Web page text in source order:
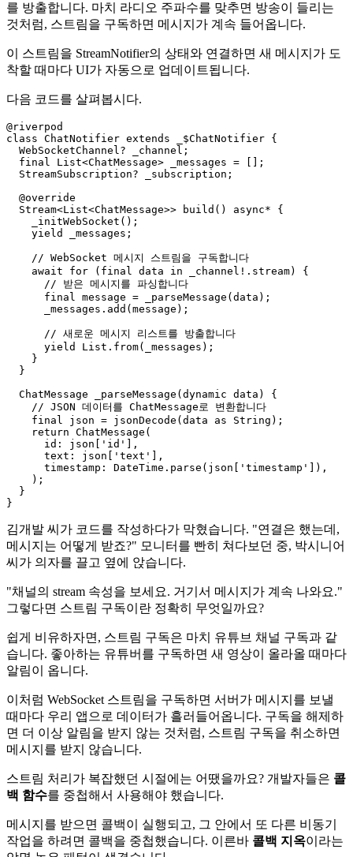
를 방출합니다. 마치 라디오 주파수를 맞추면 방송이 들리는
것처럼, 스트림을 구독하면 메시지가 계속 들어옵니다.
이 스트림을 StreamNotifier의 상태와 연결하면 새 메시지가 도
착할 때마다 UI가 자동으로 업데이트됩니다.
다음 코드를 살펴봅시다.
@riverpod
class ChatNotifier extends _$ChatNotifier {
  WebSocketChannel? _channel;
  final List<ChatMessage> _messages = [];
  StreamSubscription? _subscription;
  @override
  Stream<List<ChatMessage>> build() async* {
    _initWebSocket();
    yield _messages;
    // WebSocket 메시지 스트림을 구독합니다
    await for (final data in _channel!.stream) {
      // 받은 메시지를 파싱합니다
      final message = _parseMessage(data);
      _messages.add(message);
      // 새로운 메시지 리스트를 방출합니다
      yield List.from(_messages);
    }
  }
  ChatMessage _parseMessage(dynamic data) {
    // JSON 데이터를 ChatMessage로 변환합니다
    final json = jsonDecode(data as String);
    return ChatMessage(
      id: json['id'],
      text: json['text'],
      timestamp: DateTime.parse(json['timestamp']),
    );
  }
김개발 씨가 코드를 작성하다가 막혔습니다. "연결은 했는데,
메시지는 어떻게 받죠?" 모니터를 빤히 쳐다보던 중, 박시니어
씨가 의자를 끌고 옆에 앉습니다.
"채널의 stream 속성을 보세요. 거기서 메시지가 계속 나와요."
그렇다면 스트림 구독이란 정확히 무엇일까요?
쉽게 비유하자면, 스트림 구독은 마치 유튜브 채널 구독과 같
습니다. 좋아하는 유튜버를 구독하면 새 영상이 올라올 때마다
알림이 옵니다.
이처럼 WebSocket 스트림을 구독하면 서버가 메시지를 보낼
때마다 우리 앱으로 데이터가 흘러들어옵니다. 구독을 해제하
면 더 이상 알림을 받지 않는 것처럼, 스트림 구독을 취소하면
메시지를 받지 않습니다.
스트림 처리가 복잡했던 시절에는 어땠을까요? 개발자들은 콜
백 함수를 중첩해서 사용해야 했습니다.
메시지를 받으면 콜백이 실행되고, 그 안에서 또 다른 비동기
작업을 하려면 콜백을 중첩했습니다. 이른바 콜백 지옥이라는